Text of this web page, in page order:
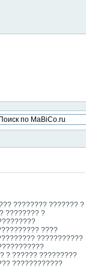
???????? ??????? ?
???????? ?
????
???????????
? ?????? ?????????
????????????